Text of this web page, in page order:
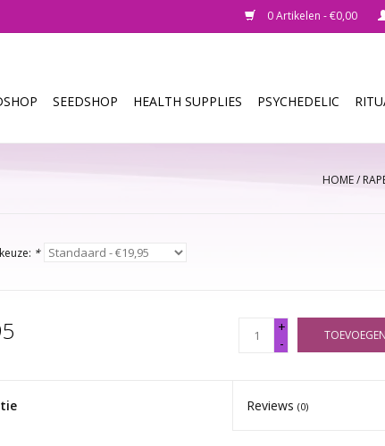
0 Artikelen - €0,00
SEEDSHOP HEALTH SUPPLIES PSYCHEDELIC
HOME/
*
+
-
Reviews(0)